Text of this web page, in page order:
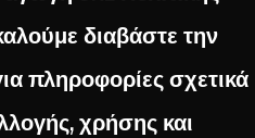
διαβάστε την
πληροφορίες σχετικά
χρήσης και